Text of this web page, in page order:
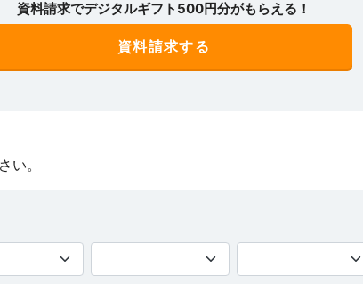
資料請求でデジタルギフト500円分がもらえる！
い。